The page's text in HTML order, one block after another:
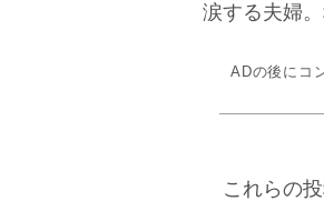
涙する夫婦
ADの後にコ
これらの投